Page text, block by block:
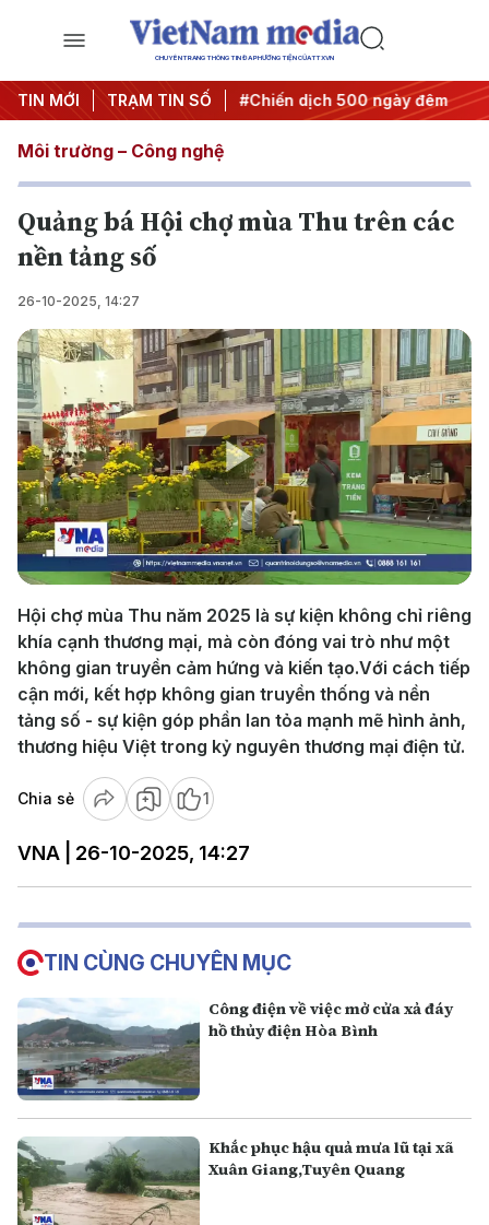
CHUYÊN TRANG THÔNG TIN ĐA PHƯƠNG TIỆN CỦA TTXVN
TIN MỚI TRẠM TIN SỐ
quyết thành hành động #Chiến dịch 500 ngày đêm
Môi trường – Công nghệ
Quảng bá Hội chợ mùa Thu trên các
nền tảng số
26-10-2025, 14:27
Play
Video
Hội chợ mùa Thu năm 2025 là sự kiện không chỉ riêng
khía cạnh thương mại, mà còn đóng vai trò như một
không gian truyền cảm hứng và kiến tạo.Với cách tiếp
cận mới, kết hợp không gian truyền thống và nền
tảng số - sự kiện góp phần lan tỏa mạnh mẽ hình ảnh,
thương hiệu Việt trong kỷ nguyên thương mại điện tử.
Chia sẻ 1
VNA | 26-10-2025, 14:27
TIN CÙNG CHUYÊN MỤC
Công điện về việc mở cửa xả đáy
hồ thủy điện Hòa Bình
Khắc phục hậu quả mưa lũ tại xã
Xuân Giang,Tuyên Quang